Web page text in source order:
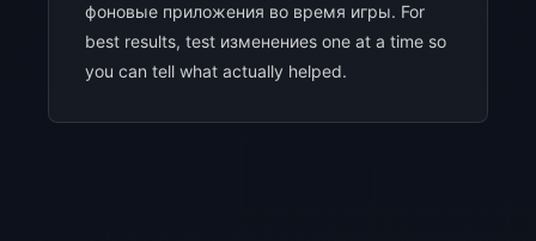
фоновые приложения во время игры. For
best results, test изменениеs one at a time so
you can tell what actually helped.